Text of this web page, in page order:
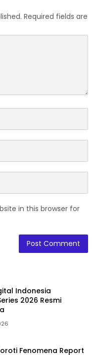
Required fields are
in this browser for
Indonesia
2026 Resmi
Fenomena Report